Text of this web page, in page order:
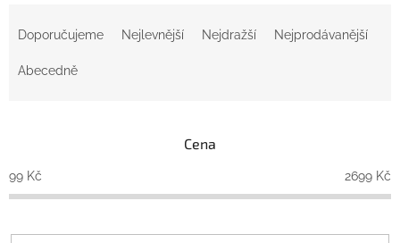
o
d
k
Doporučujeme Nejlevnější Nejdražší Nejprodávanější
Abecedně
Cena
99 Kč 2699 Kč